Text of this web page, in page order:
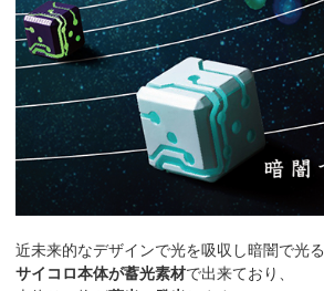
近未来的なデザインで光を吸収し暗闇で光る
サイコロ本体が蓄光素材で出来ており、